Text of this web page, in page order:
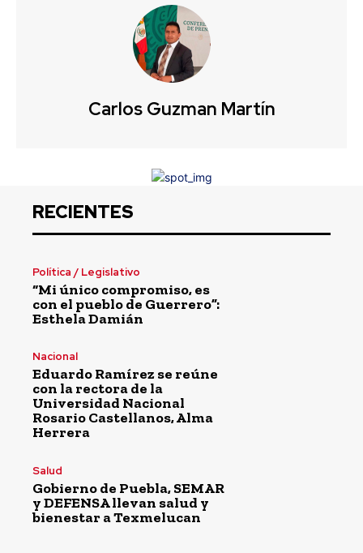
Carlos Guzman Martín
RECIENTES
Política / Legislativo
“Mi único compromiso, es
con el pueblo de Guerrero”:
Esthela Damián
Nacional
Eduardo Ramírez se reúne
con la rectora de la
Universidad Nacional
Rosario Castellanos, Alma
Herrera
Salud
Gobierno de Puebla, SEMAR
y DEFENSA llevan salud y
bienestar a Texmelucan